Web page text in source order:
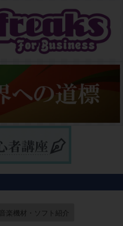
音楽機材・ソフト紹介